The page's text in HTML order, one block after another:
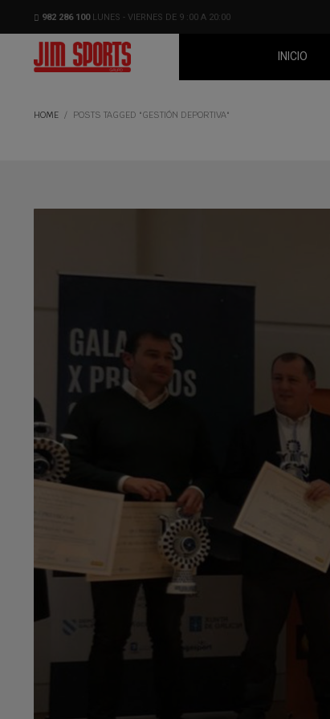
982 286 100LUNES - VIERNES DE 9 :00 A 20:00
INICIO
HOME POSTS TAGGED "GESTIÓN DEPORTIVA"